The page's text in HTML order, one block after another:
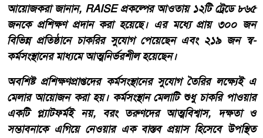
আয়োজকরা জানান, RAISE প্রকল্পের আওতায় ১২টি ট্রেডে ৮৬৫
জনকে প্রশিক্ষণ প্রদান করা হয়েছে। এর মধ্যে প্রায় ৩০০ জন
বিভিন্ন প্রতিষ্ঠানে চাকরির সুযোগ পেয়েছেন এবং ২১৯ জন স্ব-
কর্মসংস্থানের মাধ্যমে আত্মনির্ভরশীল হয়েছেন।
অবশিষ্ট প্রশিক্ষণপ্রাপ্তদের কর্মসংস্থানের সুযোগ তৈরির লক্ষ্যেই এ
মেলার আয়োজন করা হয়। কর্মসংস্থান মেলাটি শুধু চাকরি পাওয়ার
একটি প্ল্যাটফর্মই নয়, বরং তরুণদের আত্মবিশ্বাস, দক্ষতা ও
সম্ভাবনাকে এগিয়ে নেওয়ার এক বাস্তব প্রয়াস হিসেবে উপস্থিত